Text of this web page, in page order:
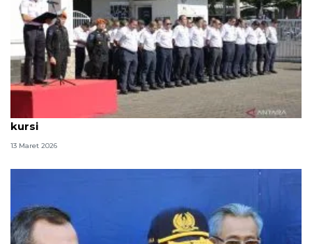
Daop Bandung: Tiket Lebaran terjual 233,8 ribu
kursi
13 Maret 2026